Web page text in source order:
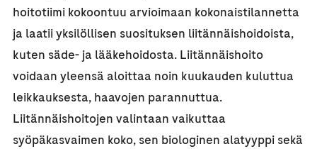
hoitotiimi kokoontuu arvioimaan kokonaistilannetta
ja laatii yksilöllisen suosituksen liitännäishoidoista,
kuten säde- ja lääkehoidosta. Liitännäishoito
voidaan yleensä aloittaa noin kuukauden kuluttua
leikkauksesta, haavojen parannuttua.
Liitännäishoitojen valintaan vaikuttaa
syöpäkasvaimen koko, sen biologinen alatyyppi sekä